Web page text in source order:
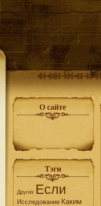
О сайте
Тэги
Других Если
Исследование Каким